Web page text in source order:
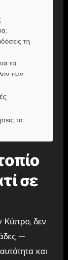
τη
τα
των
τα
σε
—
και